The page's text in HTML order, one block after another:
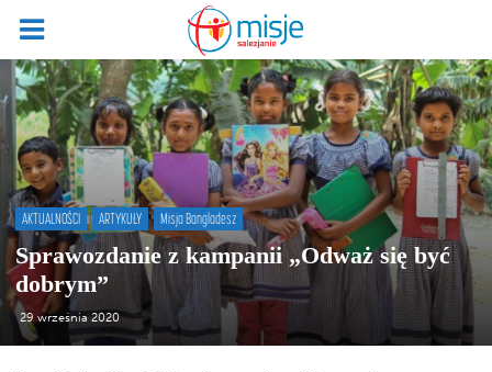
AKTUALNOŚCI ARTYKUŁY Misja Bangladesz
Sprawozdanie z kampanii „Odważ się być
dobrym”
29 września 2020